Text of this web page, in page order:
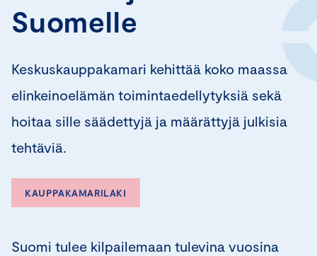
Suomelle
Keskuskauppakamari kehittää koko maassa
elinkeinoelämän toimintaedellytyksiä sekä
hoitaa sille säädettyjä ja määrättyjä julkisia
tehtäviä.
KAUPPAKAMARILAKI
Suomi tulee kilpailemaan tulevina vuosina